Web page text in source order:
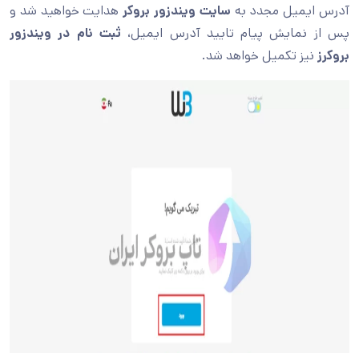
آدرس ایمیل مجدد به سایت ویندزور بروکرهدایت خواهید شد و
پس از نمایش پیام تایید آدرس ایمیل، ثبت نام در ویندزور
بروکرز نیز تکمیل خواهد شد.